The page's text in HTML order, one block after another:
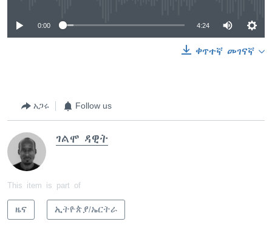
0:00 4:24
ቀጥተኛ መገናኛ
አጋሩ Follow us
ገልሞ ዳዊት
This item is part of
ዜና ኢትዮጵያ/ኤርትራ